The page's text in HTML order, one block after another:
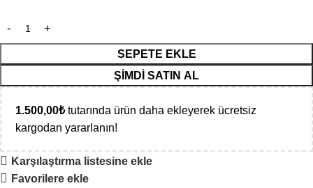
SEPETE EKLE
ŞIMDI SATIN AL
1.500,00₺tutarında ürün daha ekleyerek ücretsiz
kargodan yararlanın!
Karşılaştırma listesine ekle
Favorilere ekle